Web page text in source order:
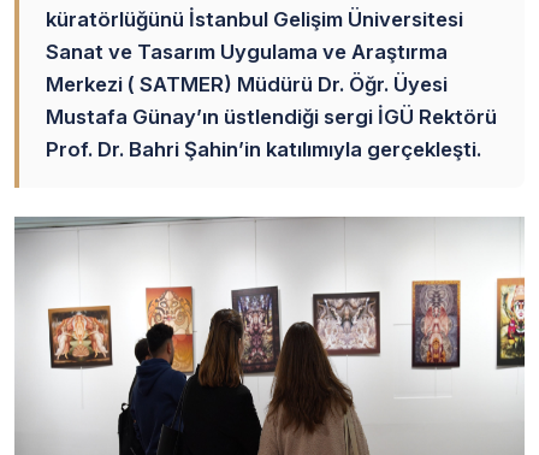
küratörlüğünü İstanbul Gelişim Üniversitesi
Sanat ve Tasarım Uygulama ve Araştırma
Merkezi ( SATMER) Müdürü Dr. Öğr. Üyesi
Mustafa Günay’ın üstlendiği sergi İGÜ Rektörü
Prof. Dr. Bahri Şahin’in katılımıyla gerçekleşti.